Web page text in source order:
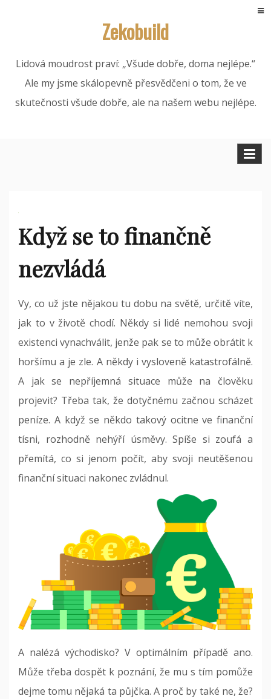
Zekobuild
Lidová moudrost praví: „Všude dobře, doma nejlépe.“
Ale my jsme skálopevně přesvědčeni o tom, že ve
skutečnosti všude dobře, ale na našem webu nejlépe.
Když se to finančně
nezvládá
Vy, co už jste nějakou tu dobu na světě, určitě víte,
jak to v životě chodí. Někdy si lidé nemohou svoji
existenci vynachválit, jenže pak se to může obrátit k
horšímu a je zle. A někdy i vysloveně katastrofálně.
A jak se nepříjemná situace může na člověku
projevit? Třeba tak, že dotyčnému začnou scházet
peníze. A když se někdo takový ocitne ve finanční
tísni, rozhodně nehýří úsměvy. Spíše si zoufá a
přemítá, co si jenom počít, aby svoji neutěšenou
finanční situaci nakonec zvládnul.
A nalézá východisko? V optimálním případě ano.
Může třeba dospět k poznání, že mu s tím pomůže
dejme tomu nějaká ta půjčka. A proč by také ne, že?